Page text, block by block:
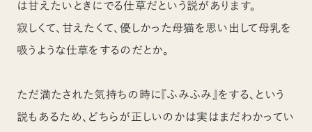
は甘えたいときにでる仕草だという説があります。
寂しくて、甘えたくて、優しかった母猫を思い出して母乳を
吸うような仕草をするのだとか。
ただ満たされた気持ちの時に『ふみふみ』をする、という
説もあるため、どちらが正しいのかは実はまだわかってい